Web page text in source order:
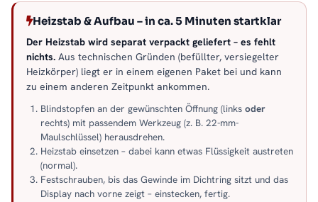
Heizstab & Aufbau – in ca. 5 Minuten startklar
Der Heizstab wird separat verpackt geliefert – es fehlt
nichts. Aus technischen Gründen (befüllter, versiegelter
Heizkörper) liegt er in einem eigenen Paket bei und kann
zu einem anderen Zeitpunkt ankommen.
Blindstopfen an der gewünschten Öffnung (links oder
rechts) mit passendem Werkzeug (z. B. 22-mm-
Maulschlüssel) herausdrehen.
Heizstab einsetzen – dabei kann etwas Flüssigkeit austreten
(normal).
Festschrauben, bis das Gewinde im Dichtring sitzt und das
Display nach vorne zeigt – einstecken, fertig.